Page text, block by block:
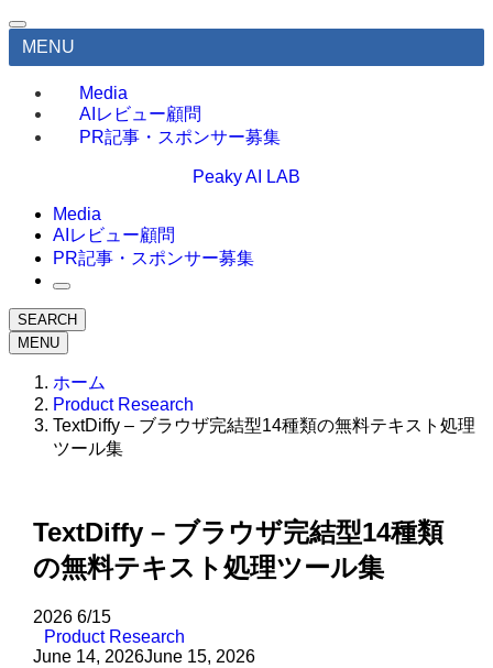
MENU
Media
AIレビュー顧問
PR記事・スポンサー募集
Peaky AI LAB
Media
AIレビュー顧問
PR記事・スポンサー募集
SEARCH
MENU
ホーム
Product Research
TextDiffy – ブラウザ完結型14種類の無料テキスト処理
ツール集
TextDiffy – ブラウザ完結型14種類
の無料テキスト処理ツール集
2026 6/15
Product Research
June 14, 2026June 15, 2026